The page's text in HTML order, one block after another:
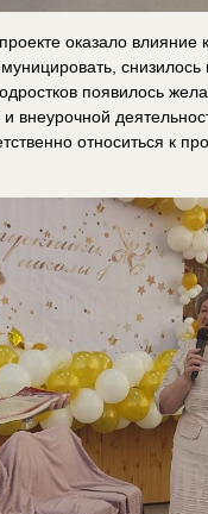
оказало
появилось
внеурочной
относиться к